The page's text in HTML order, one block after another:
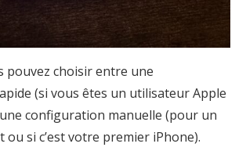
pouvez choisir entre une
(si vous êtes un utilisateur Apple
configuration manuelle (pour un
ou si c’est votre premier iPhone).